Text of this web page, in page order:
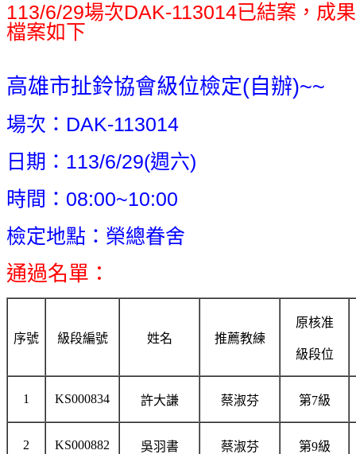
113/6/29場次DAK-113014已結案，成
檔案如下
高雄市扯鈴協會級位檢定(自辦)~~
場次：DAK-113014
日期：113/6/29(週六)
時間：08:00~10:00
檢定地點：榮總眷舍
通過名單：
序號 級段編號 姓名 推薦教練
原核准
級段位
1 KS000834 許大謙 蔡淑芬 第7級
2 KS000882 吳羽書 蔡淑芬 第9級